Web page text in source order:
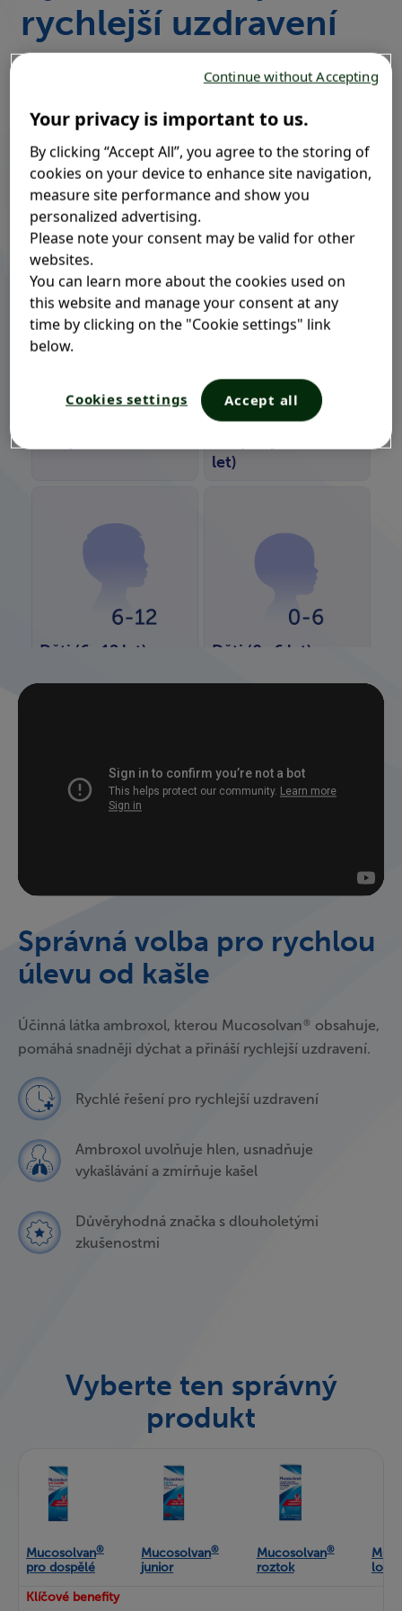
rychlejší uzdravení
Najděte svůj Mucosolvan®
Správná volba pro rychlou
úlevu od kašle
Účinná látka ambroxol, kterou Mucosolvan®
obsahuje,
pomáhá snadněji dýchat a přináší rychlejší uzdravení.
Rychlé řešení pro rychlejší uzdravení
Ambroxol uvolňuje hlen, usnadňuje
vykašlávání a zmírňuje kašel
Důvěryhodná značka s dlouholetými
zkušenostmi
Vyberte ten správný
produkt
Mucosolvan®
pro dospělé
Mucosolvan®
junior
Mucosolvan®
roztok
long
Klíčové benefity
Your privacy is important to us.
By clicking “Accept All”, you agree to the storing of
cookies on your device to enhance site navigation,
measure site performance and show you
personalized advertising.
Please note your consent may be valid for other
websites.
You can learn more about the cookies used on
this website and manage your consent at any
time by clicking on the "Cookie settings" link
below.
Cookies settings Accept all
Continue without Accepting